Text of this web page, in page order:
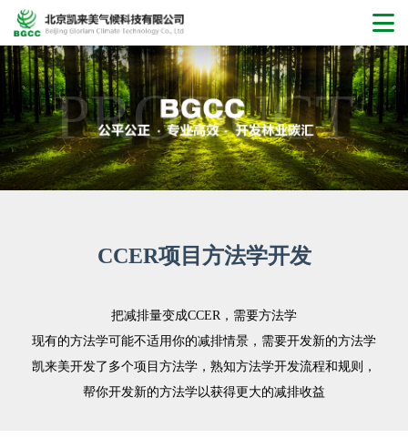
PRODUCT
CCER项目方法学开发
把减排量变成CCER，需要方法学
现有的方法学可能不适用你的减排情景，需要开发新的方法学
凯来美开发了多个项目方法学，熟知方法学开发流程和规则，
帮你开发新的方法学以获得更大的减排收益